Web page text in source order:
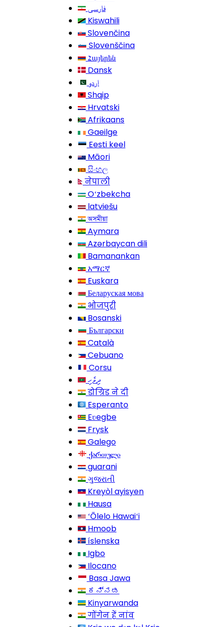
فارسی
Kiswahili
Slovenčina
Slovenščina
Հայերեն
Dansk
اردو
Shqip
Hrvatski
Afrikaans
Gaeilge
Eesti keel
Māori
සිංහල
नेपाली
Oʻzbekcha
latviešu
অসমীয়া
Aymara
Azərbaycan dili
Bamanankan
አማርኛ
Euskara
Беларуская мова
भोजपुरी
Bosanski
Български
Català
Cebuano
Corsu
ދިވެހި
डोग्रिड ने दी
Esperanto
Eʋegbe
Frysk
Galego
ქართული
guarani
ગુજરાતી
Kreyòl ayisyen
Hausa
ʻŌlelo Hawaiʻi
Hmoob
íslenska
Igbo
Ilocano
Basa Jawa
ಕನ್ನಡ
Kinyarwanda
गोंगेन हें नांव